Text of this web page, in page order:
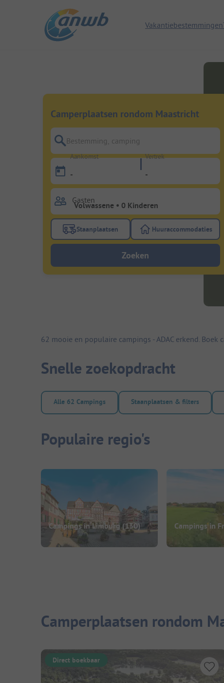
Vakantiebestemmingen
Camperplaatsen rondom Maastricht
Bestemming, camping
Aankomst
-
Vertrek
-
Gasten
Gebruik de filterknop staanplaatsen om te
Staanplaatsen Gebruik de
Huuraccommodaties
Zoeken
62 mooie en populaire campings - ADAC erkend.
Snelle zoekopdracht
Alle 62 Campings Staanplaatsen & filters
Populaire regio's
Campings in Limburg(130) Campings in
Camperplaatsen rondom
Direct boekbaar